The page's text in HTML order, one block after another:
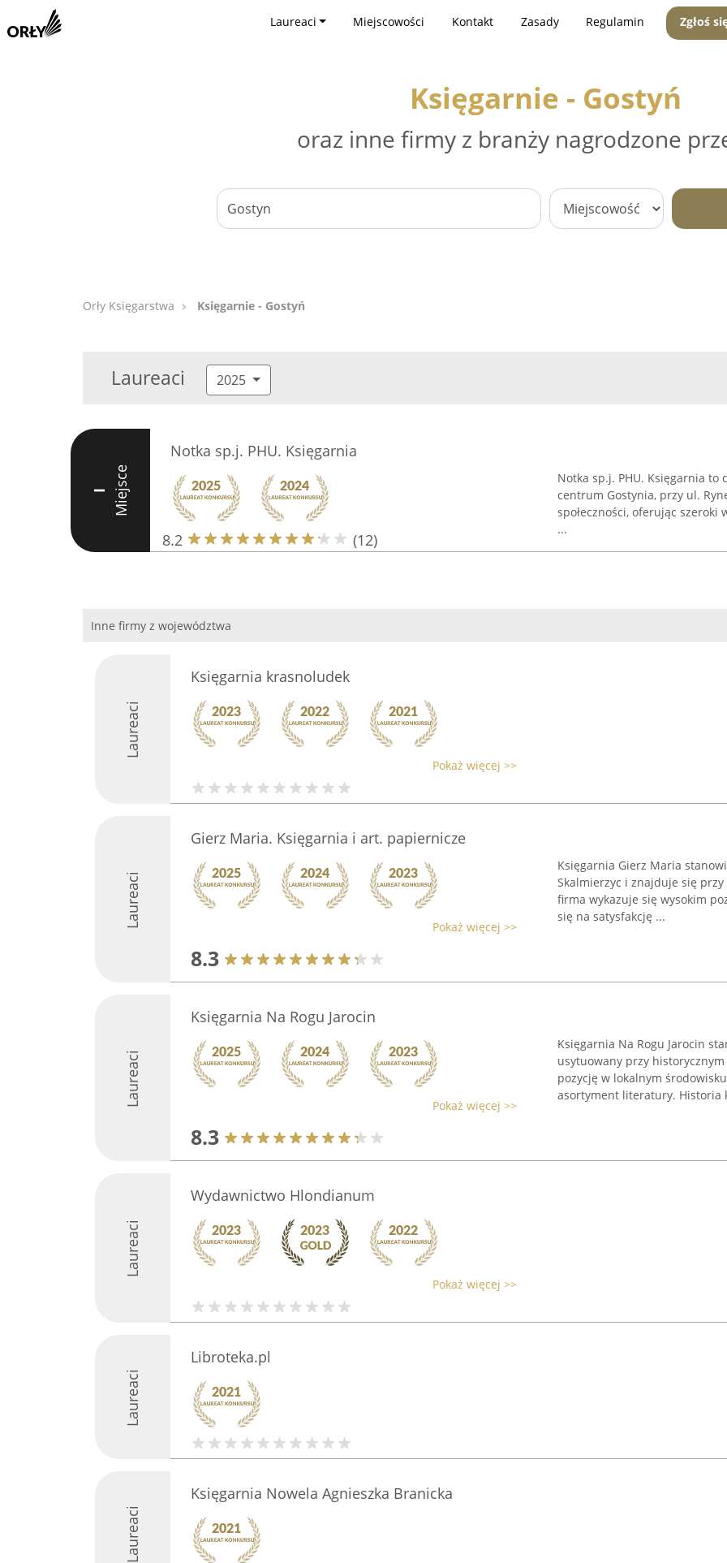
Laureaci Miejscowości Kontakt Zasady Regulamin Zgłoś
Księgarnie - Gostyń
oraz inne firmy z branży nagrodzone
Orły Księgarstwa Księgarnie - Gostyń
Laureaci 2025
I Miejsce
Notka sp.j. PHU. Księgarnia
8.2 (12)
Notka sp.j. PHU. Księgarnia
centrum Gostynia, przy ul.
społeczności, oferując
...
Inne firmy z województwa
Laureaci
Księgarnia krasnoludek
Pokaż więcej >>
Laureaci
Gierz Maria. Księgarnia i art. papiernicze
Pokaż więcej >>
8.3
Księgarnia Gierz Maria
Skalmierzyc i znajduje się przy
firma wykazuje się wysokim
się na satysfakcję ...
Laureaci
Księgarnia Na Rogu Jarocin
Pokaż więcej >>
8.3
Księgarnia Na Rogu Jarocin
usytuowany przy historycznym
pozycję w lokalnym
asortyment literatury. Historia
Laureaci
Wydawnictwo Hlondianum
Pokaż więcej >>
Laureaci
Libroteka.pl
Laureaci
Księgarnia Nowela Agnieszka Branicka